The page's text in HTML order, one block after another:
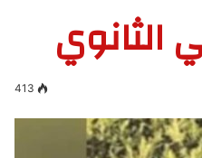
الثانوي
413